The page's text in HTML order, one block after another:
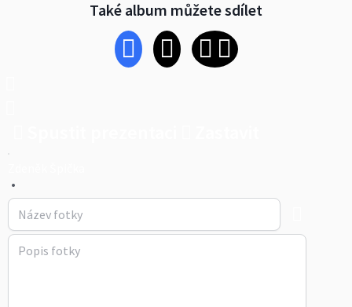
Také album můžete sdílet
•